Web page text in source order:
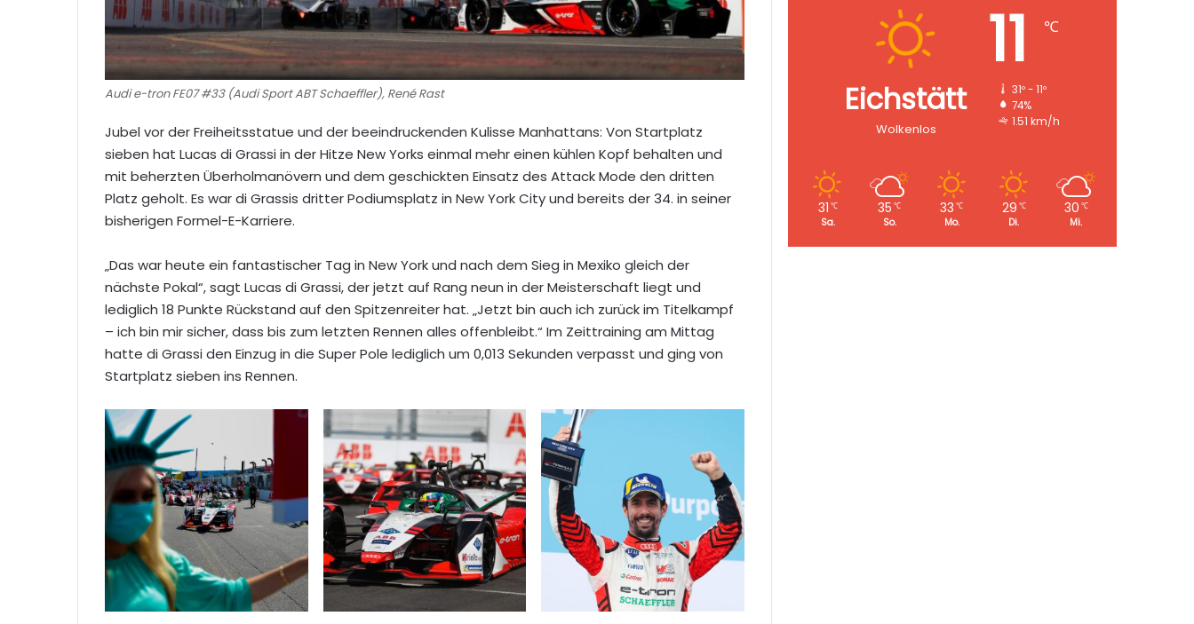
Audi e-tron FE07 #33 (Audi Sport ABT Schaeffler), René Rast
Jubel vor der Freiheitsstatue und der beeindruckenden Kulisse Manhattans: Von Startplatz
sieben hat Lucas di Grassi in der Hitze New Yorks einmal mehr einen kühlen Kopf behalten und
mit beherzten Überholmanövern und dem geschickten Einsatz des Attack Mode den dritten
Platz geholt. Es war di Grassis dritter Podiumsplatz in New York City und bereits der 34. in seiner
bisherigen Formel-E-Karriere.
„Das war heute ein fantastischer Tag in New York und nach dem Sieg in Mexiko gleich der
nächste Pokal“, sagt Lucas di Grassi, der jetzt auf Rang neun in der Meisterschaft liegt und
lediglich 18 Punkte Rückstand auf den Spitzenreiter hat. „Jetzt bin auch ich zurück im Titelkampf
– ich bin mir sicher, dass bis zum letzten Rennen alles offenbleibt.“ Im Zeittraining am Mittag
hatte di Grassi den Einzug in die Super Pole lediglich um 0,013 Sekunden verpasst und ging von
Startplatz sieben ins Rennen.
Eichstätt
Wolkenlos
11 ℃
31º - 11º
74%
1.51 km/h
31 ℃
Sa.
35 ℃
So.
33 ℃
Mo.
29 ℃
Di.
30 ℃
Mi.